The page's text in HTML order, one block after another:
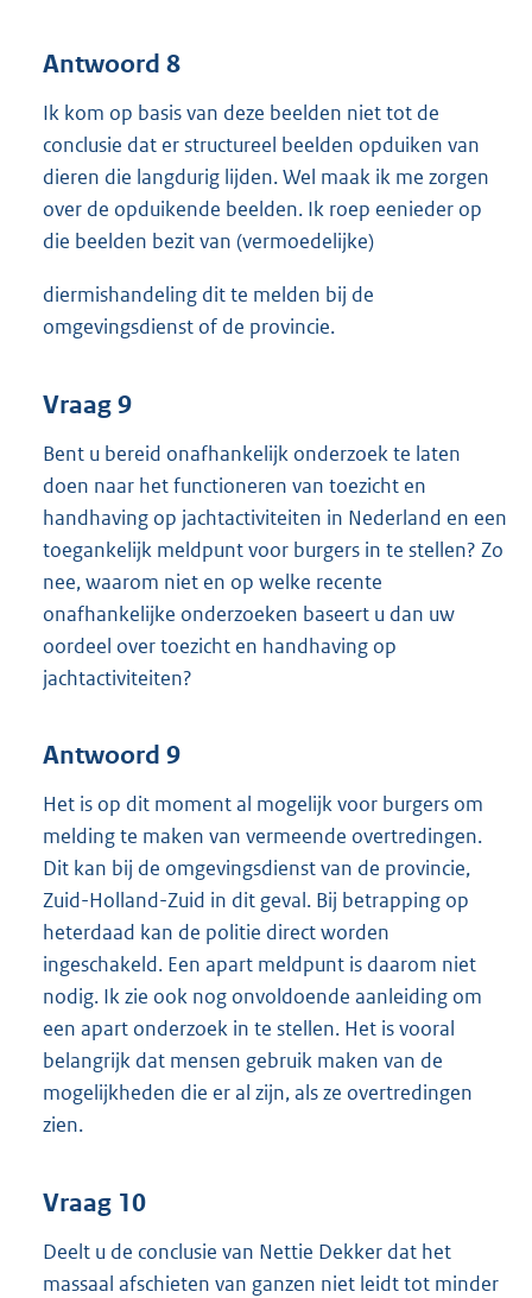
Antwoord 8
Ik kom op basis van deze beelden niet tot de
conclusie dat er structureel beelden opduiken van
dieren die langdurig lijden. Wel maak ik me zorgen
over de opduikende beelden. Ik roep eenieder op
die beelden bezit van (vermoedelijke)
diermishandeling dit te melden bij de
omgevingsdienst of de provincie.
Vraag 9
Bent u bereid onafhankelijk onderzoek te laten
doen naar het functioneren van toezicht en
handhaving op jachtactiviteiten in Nederland en een
toegankelijk meldpunt voor burgers in te stellen? Zo
nee, waarom niet en op welke recente
onafhankelijke onderzoeken baseert u dan uw
oordeel over toezicht en handhaving op
jachtactiviteiten?
Antwoord 9
Het is op dit moment al mogelijk voor burgers om
melding te maken van vermeende overtredingen.
Dit kan bij de omgevingsdienst van de provincie,
Zuid-Holland-Zuid in dit geval. Bij betrapping op
heterdaad kan de politie direct worden
ingeschakeld. Een apart meldpunt is daarom niet
nodig. Ik zie ook nog onvoldoende aanleiding om
een apart onderzoek in te stellen. Het is vooral
belangrijk dat mensen gebruik maken van de
mogelijkheden die er al zijn, als ze overtredingen
zien.
Vraag 10
Deelt u de conclusie van Nettie Dekker dat het
massaal afschieten van ganzen niet leidt tot minder